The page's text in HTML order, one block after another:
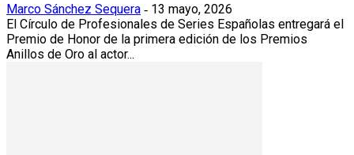
Marco Sánchez Sequera - 13 mayo, 2026
El Círculo de Profesionales de Series Españolas entregará el
Premio de Honor de la primera edición de los Premios
Anillos de Oro al actor...